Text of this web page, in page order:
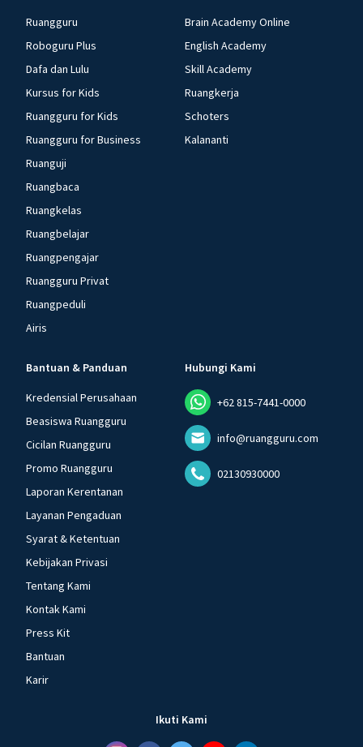
Ruangguru
Roboguru Plus
Dafa dan Lulu
Kursus for Kids
Ruangguru for Kids
Ruangguru for Business
Ruanguji
Ruangbaca
Ruangkelas
Ruangbelajar
Ruangpengajar
Ruangguru Privat
Ruangpeduli
Airis
Brain Academy Online
English Academy
Skill Academy
Ruangkerja
Schoters
Kalananti
Bantuan & Panduan
Kredensial Perusahaan
Beasiswa Ruangguru
Cicilan Ruangguru
Promo Ruangguru
Laporan Kerentanan
Layanan Pengaduan
Syarat & Ketentuan
Kebijakan Privasi
Tentang Kami
Kontak Kami
Press Kit
Bantuan
Karir
Hubungi Kami
+62 815-7441-0000
info@ruangguru.com
02130930000
Ikuti Kami